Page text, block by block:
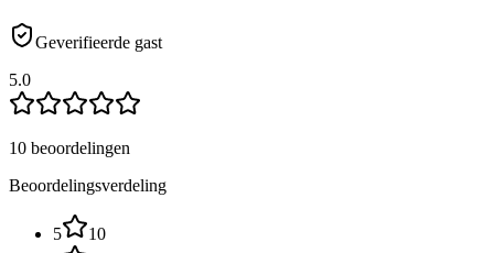
Geverifieerde gast
5.0
10 beoordelingen
Beoordelingsverdeling
5
10